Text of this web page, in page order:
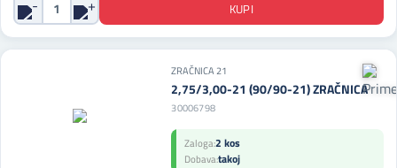
ZRAČNICA 21
2,75/3,00-21 (90/90-21) ZRAČNICA
30006798
Zaloga:2 kos
Dobava:takoj